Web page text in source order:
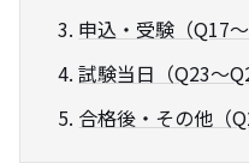
申込・受験（Q17〜
試験当日（Q23〜
合格後・その他（